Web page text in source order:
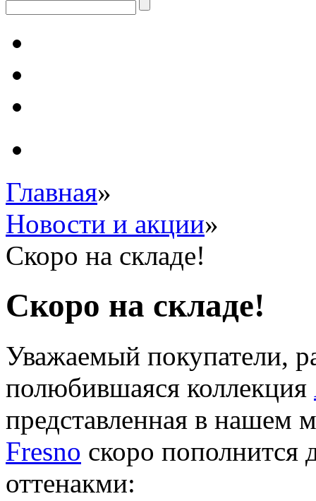
Главная»
Новости и акции»
Скоро на складе!
Скоро на складе!
Уважаемый покупатели,
полюбившаяся коллекция
представленная в нашем
Fresno скоро
оттенакми: